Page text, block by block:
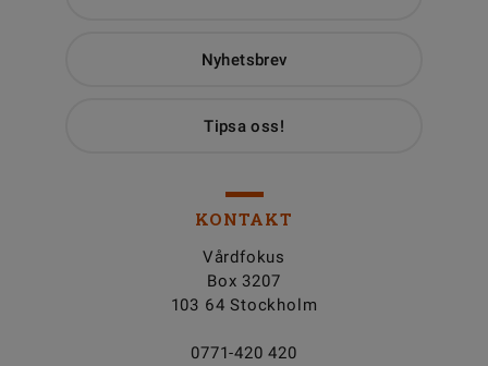
Nyhetsbrev
Tipsa oss!
KONTAKT
Vårdfokus
Box 3207
103 64 Stockholm
0771-420 420